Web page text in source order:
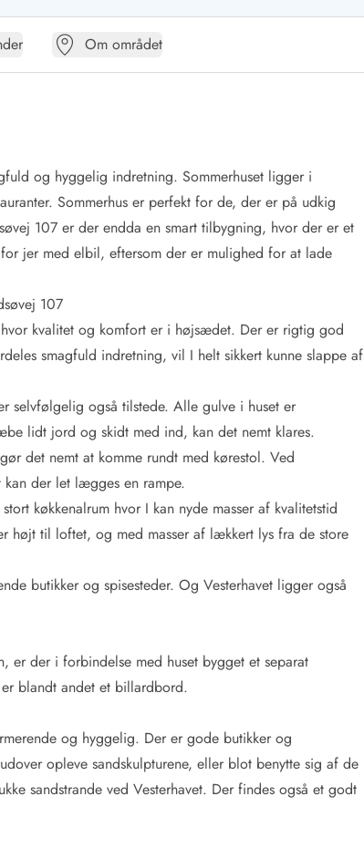
Om området
og hyggelig indretning. Sommerhuset ligger i
Sommerhus er perfekt for de, der er på udkig
107 er der endda en smart tilbygning, hvor der er et
jer med elbil, eftersom der er mulighed for at lade
107
kvalitet og komfort er i højsædet. Der er rigtig god
smagfuld indretning, vil I helt sikkert kunne slappe af
selvfølgelig også tilstede. Alle gulve i huset er
lidt jord og skidt med ind, kan det nemt klares.
det nemt at komme rundt med kørestol. Ved
kan der let lægges en rampe.
køkkenalrum hvor I kan nyde masser af kvalitetstid
højt til loftet, og med masser af lækkert lys fra de store
butikker og spisesteder. Og Vesterhavet ligger også
er der i forbindelse med huset bygget et separat
blandt andet et billardbord.
og hyggelig. Der er gode butikker og
opleve sandskulpturene, eller blot benytte sig af de
sandstrande ved Vesterhavet. Der findes også et godt